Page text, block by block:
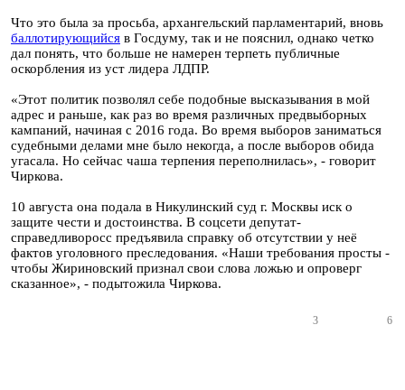
Что это была за просьба, архангельский парламентарий, вновь
баллотирующийся в Госдуму, так и не пояснил, однако четко
дал понять, что больше не намерен терпеть публичные
оскорбления из уст лидера ЛДПР.
«Этот политик позволял себе подобные высказывания в мой
адрес и раньше, как раз во время различных предвыборных
кампаний, начиная с 2016 года. Во время выборов заниматься
судебными делами мне было некогда, а после выборов обида
угасала. Но сейчас чаша терпения переполнилась», - говорит
Чиркова.
10 августа она подала в Никулинский суд г. Москвы иск о
защите чести и достоинства. В соцсети депутат-
справедливоросс предъявила справку об отсутствии у неё
фактов уголовного преследования. «Наши требования просты -
чтобы Жириновский признал свои слова ложью и опроверг
сказанное», - подытожила Чиркова.
3 6